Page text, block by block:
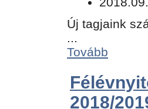
Új tagjaink
...
Tovább
2018/